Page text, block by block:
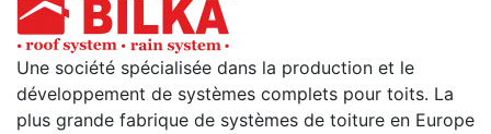
Une société spécialisée dans la production et le
développement de systèmes complets pour toits. La
plus grande fabrique de systèmes de toiture en Europe